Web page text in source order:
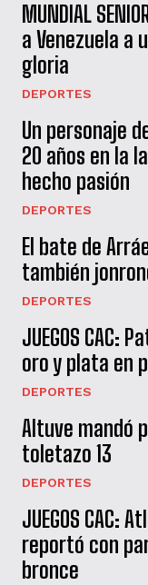
MUNDIAL
a Venezuela a
gloria
DEPORTES
Un personaje
20 años en la
hecho pasión
DEPORTES
El bate de
también
DEPORTES
JUEGOS CAC:
oro y plata en
DEPORTES
Altuve mandó
toletazo 13
DEPORTES
JUEGOS CAC:
reportó con
bronce